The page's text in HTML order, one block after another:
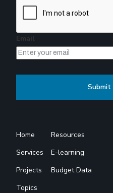
Email
Home
Services
Projects
Topics
Resources
E-learning
Budget Data